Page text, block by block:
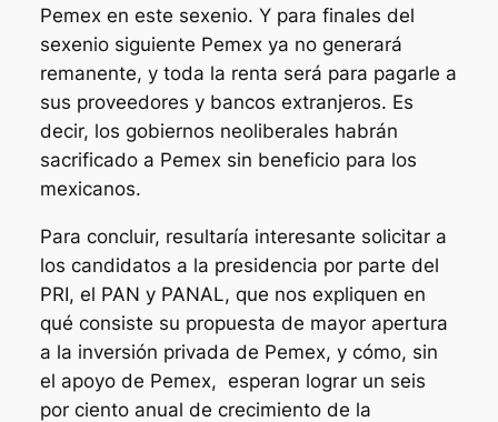
Pemex en este sexenio. Y para finales del
sexenio siguiente Pemex ya no generará
remanente, y toda la renta será para pagarle a
sus proveedores y bancos extranjeros. Es
decir, los gobiernos neoliberales habrán
sacrificado a Pemex sin beneficio para los
mexicanos.
Para concluir, resultaría interesante solicitar a
los candidatos a la presidencia por parte del
PRI, el PAN y PANAL, que nos expliquen en
qué consiste su propuesta de mayor apertura
a la inversión privada de Pemex, y cómo, sin
el apoyo de Pemex, esperan lograr un seis
por ciento anual de crecimiento de la